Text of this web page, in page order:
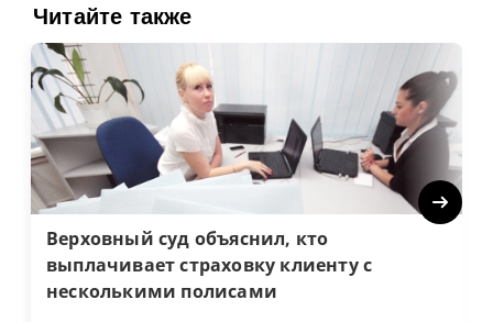
Читайте также
Верховный суд объяснил, кто
выплачивает страховку клиенту с
несколькими полисами
Next